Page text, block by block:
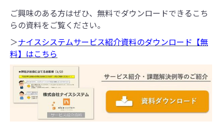
ご興味のある方はぜひ、無料でダウンロードできるこち
らの資料をご覧ください。
＞ナイスシステムサービス紹介資料のダウンロード【無
料】はこちら